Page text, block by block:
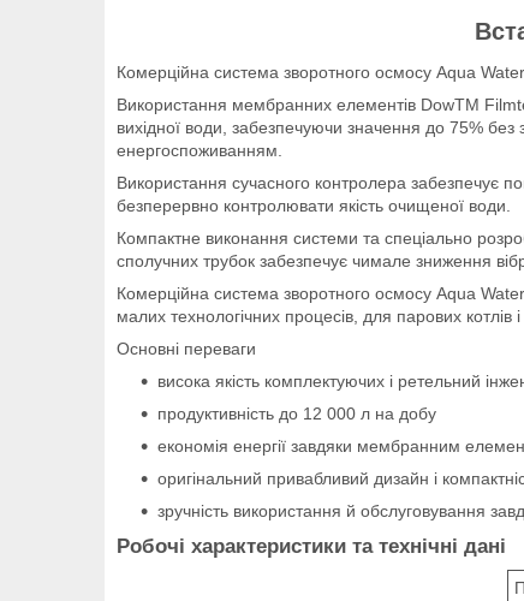
Комерційна система зворотного осмосу Aqua
Використання мембранних елементів DowTM
вихідної води, забезпечуючи значення до 75%
енергоспоживанням.
Використання сучасного контролера забезпечує
безперервно контролювати якість очищеної води.
Компактне виконання системи та спеціально
сполучних трубок забезпечує чимале зниження
Комерційна система зворотного осмосу Aqua
малих технологічних процесів, для парових котлів
Основні переваги
висока якість комплектуючих і ретельний
продуктивність до 12 000 л на добу
економія енергії завдяки мембранним
оригінальний привабливий дизайн і
зручність використання й обслуговування
Робочі характеристики та технічні дані